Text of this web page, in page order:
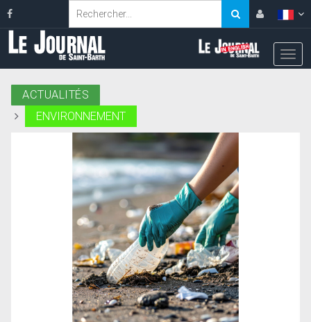
ACTUALITÉS
ENVIRONNEMENT